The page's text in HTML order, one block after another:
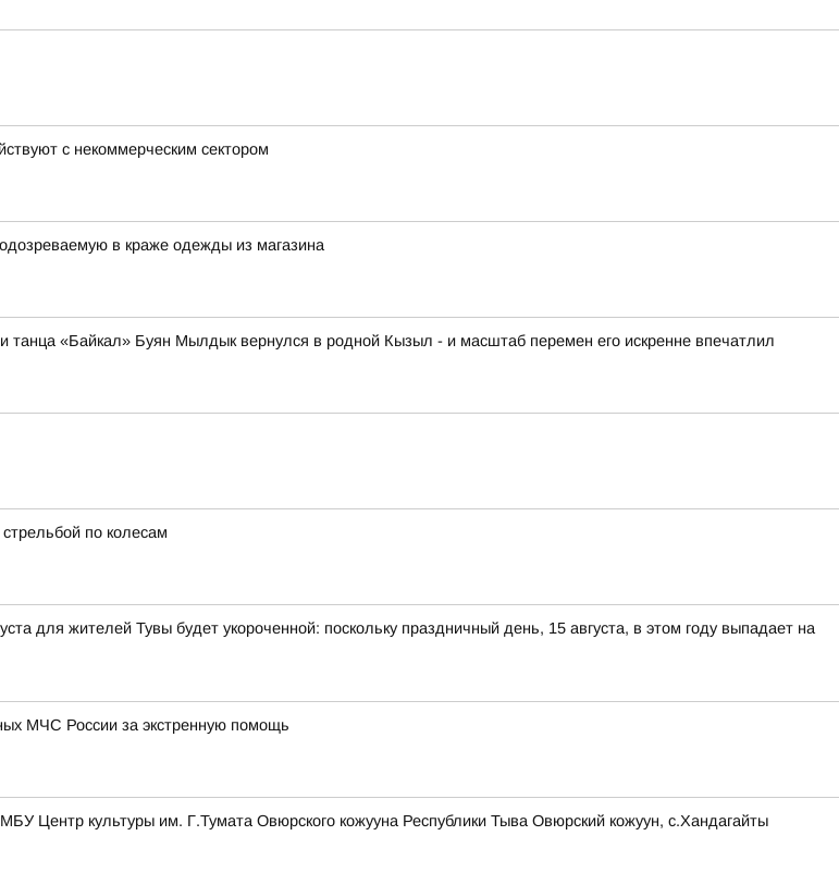
с некоммерческим сектором
в краже одежды из магазина
и танца «Байкал» Буян Мылдык вернулся в родной Кызыл - и масштаб перемен его искренне впечатлил
по колесам
для жителей Тувы будет укороченной: поскольку праздничный день, 15 августа, в этом году выпадает на
МЧС России за экстренную помощь
Центр культуры им. Г.Тумата Овюрского кожууна Республики Тыва Овюрский кожуун, с.Хандагайты